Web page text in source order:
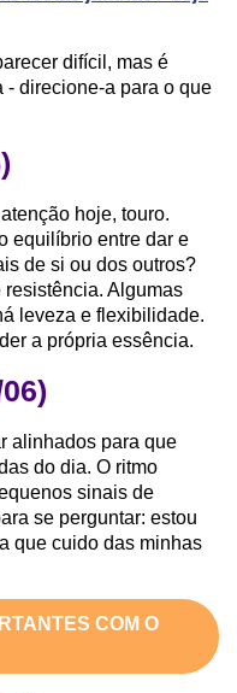
difícil, mas é
- direcione-a para o que
hoje, touro.
equilíbrio entre dar e
de si ou dos outros?
resistência. Algumas
leveza e flexibilidade.
a própria essência.
alinhados para que
do dia. O ritmo
sinais de
se perguntar: estou
que cuido das minhas
COM O